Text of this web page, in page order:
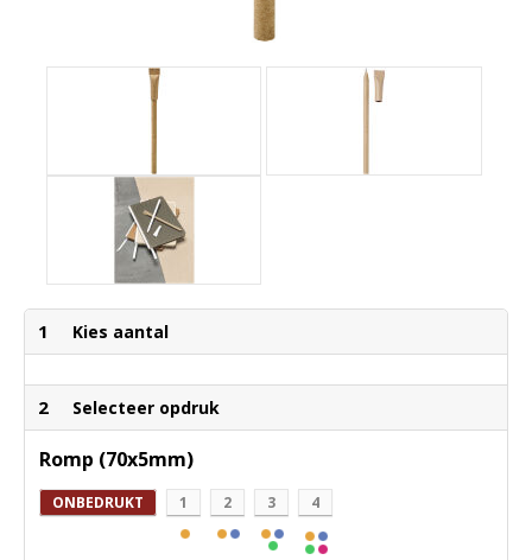
1 Kies aantal
2 Selecteer opdruk
Romp (70x5mm)
ONBEDRUKT 1 2 3 4